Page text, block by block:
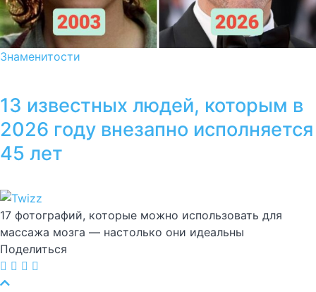
Знаменитости
13 известных людей, которым в
2026 году внезапно исполняется
45 лет
17 фотографий, которые можно использовать для
массажа мозга — настолько они идеальны
Поделиться